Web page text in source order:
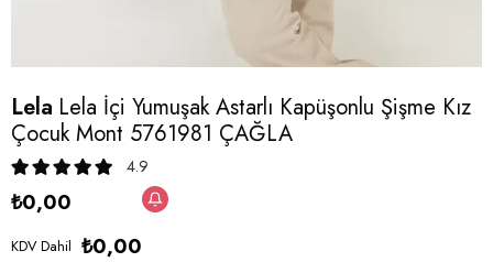
Lela Lela İçi Yumuşak Astarlı Kapüşonlu Şişme Kız
Çocuk Mont 5761981 ÇAĞLA
4.9
₺0,00
KDV Dahil ₺0,00